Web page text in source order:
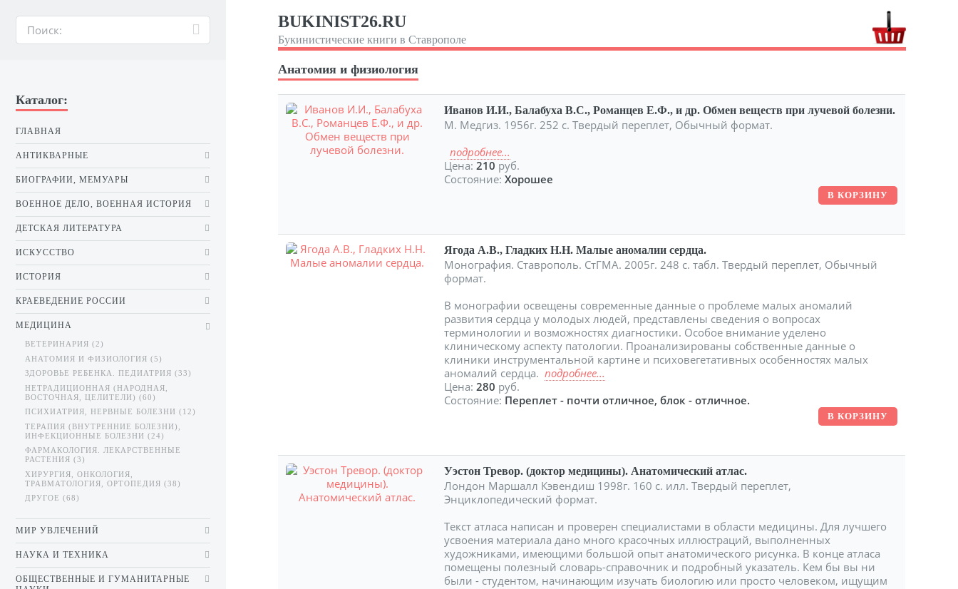
BUKINIST26.RU
Букинистические книги в Ставрополе
Анатомия и физиология
Иванов И.И., Балабуха В.С., Романцев Е.Ф., и др. Обмен веществ при лучевой болезни.
М. Медгиз. 1956г. 252 с. Твердый переплет, Обычный формат.
подробнее...
Цена:210 руб.
Состояние:Хорошее
Ягода А.В., Гладких Н.Н. Малые аномалии сердца.
Монография. Ставрополь. СтГМА. 2005г. 248 c. табл. Твердый переплет, Обычный
формат.
В монографии освещены современные данные о проблеме малых аномалий
развития сердца у молодых людей, представлены сведения о вопросах
терминологии и возможностях диагностики. Особое внимание уделено
клиническому аспекту патологии. Проанализированы собственные данные о
клиники инструментальной картине и психовегетативных особенностях малых
аномалий сердца.подробнее...
Цена:280 руб.
Состояние: Переплет - почти отличное, блок - отличное.
Уэстон Тревор. (доктор медицины). Анатомический атлас.
Лондон Маршалл Кэвендиш 1998г. 160 с. илл. Твердый переплет,
Энциклопедический формат.
Текст атласа написан и проверен специалистами в области медицины. Для лучшего
усвоения материала дано много красочных иллюстраций, выполненных
художниками, имеющими большой опыт анатомического рисунка. В конце атласа
помещены полезный словарь-справочник и подробный указатель. Кем бы вы ни
были - студентом, начинающим изучать биологию или просто человеком, ищущим
Каталог:
ГЛАВНАЯ
АНТИКВАРНЫЕ
БИОГРАФИИ, МЕМУАРЫ
ВОЕННОЕ ДЕЛО, ВОЕННАЯ ИСТОРИЯ
ДЕТСКАЯ ЛИТЕРАТУРА
ИСКУССТВО
ИСТОРИЯ
КРАЕВЕДЕНИЕ РОССИИ
МЕДИЦИНА
ВЕТЕРИНАРИЯ (2)
АНАТОМИЯ И ФИЗИОЛОГИЯ (5)
ЗДОРОВЬЕ РЕБЕНКА. ПЕДИАТРИЯ (33)
НЕТРАДИЦИОННАЯ (НАРОДНАЯ,
ВОСТОЧНАЯ, ЦЕЛИТЕЛИ) (60)
ПСИХИАТРИЯ, НЕРВНЫЕ БОЛЕЗНИ (12)
ТЕРАПИЯ (ВНУТРЕННИЕ БОЛЕЗНИ),
ИНФЕКЦИОННЫЕ БОЛЕЗНИ (24)
ФАРМАКОЛОГИЯ. ЛЕКАРСТВЕННЫЕ
РАСТЕНИЯ (3)
ХИРУРГИЯ, ОНКОЛОГИЯ,
ТРАВМАТОЛОГИЯ, ОРТОПЕДИЯ (38)
ДРУГОЕ (68)
МИР УВЛЕЧЕНИЙ
НАУКА И ТЕХНИКА
ОБЩЕСТВЕННЫЕ И ГУМАНИТАРНЫЕ